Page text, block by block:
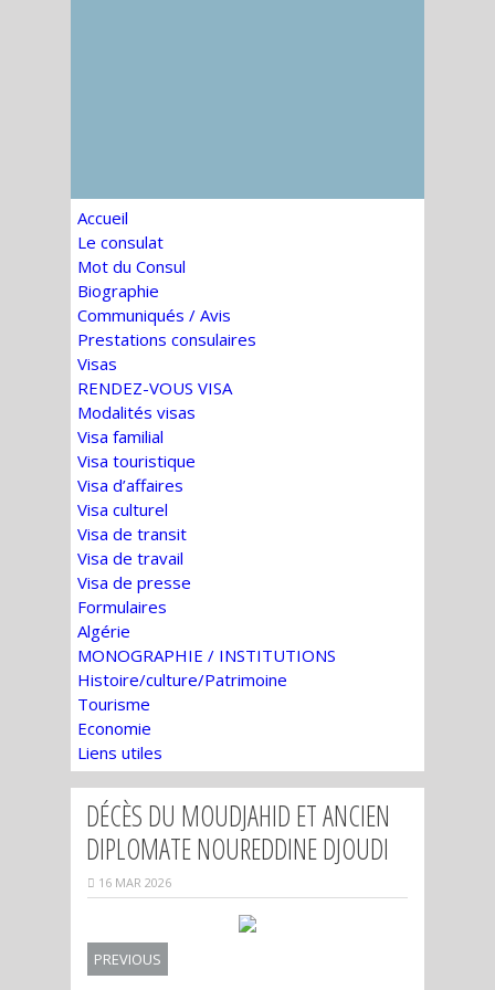
Accueil
Le consulat
Mot du Consul
Biographie
Communiqués / Avis
Prestations consulaires
Visas
RENDEZ-VOUS VISA
Modalités visas
Visa familial
Visa touristique
Visa d’affaires
Visa culturel
Visa de transit
Visa de travail
Visa de presse
Formulaires
Algérie
MONOGRAPHIE / INSTITUTIONS
Histoire/culture/Patrimoine
Tourisme
Economie
Liens utiles
DÉCÈS DU MOUDJAHID ET ANCIEN
DIPLOMATE NOUREDDINE DJOUDI
16 MAR 2026
PREVIOUS